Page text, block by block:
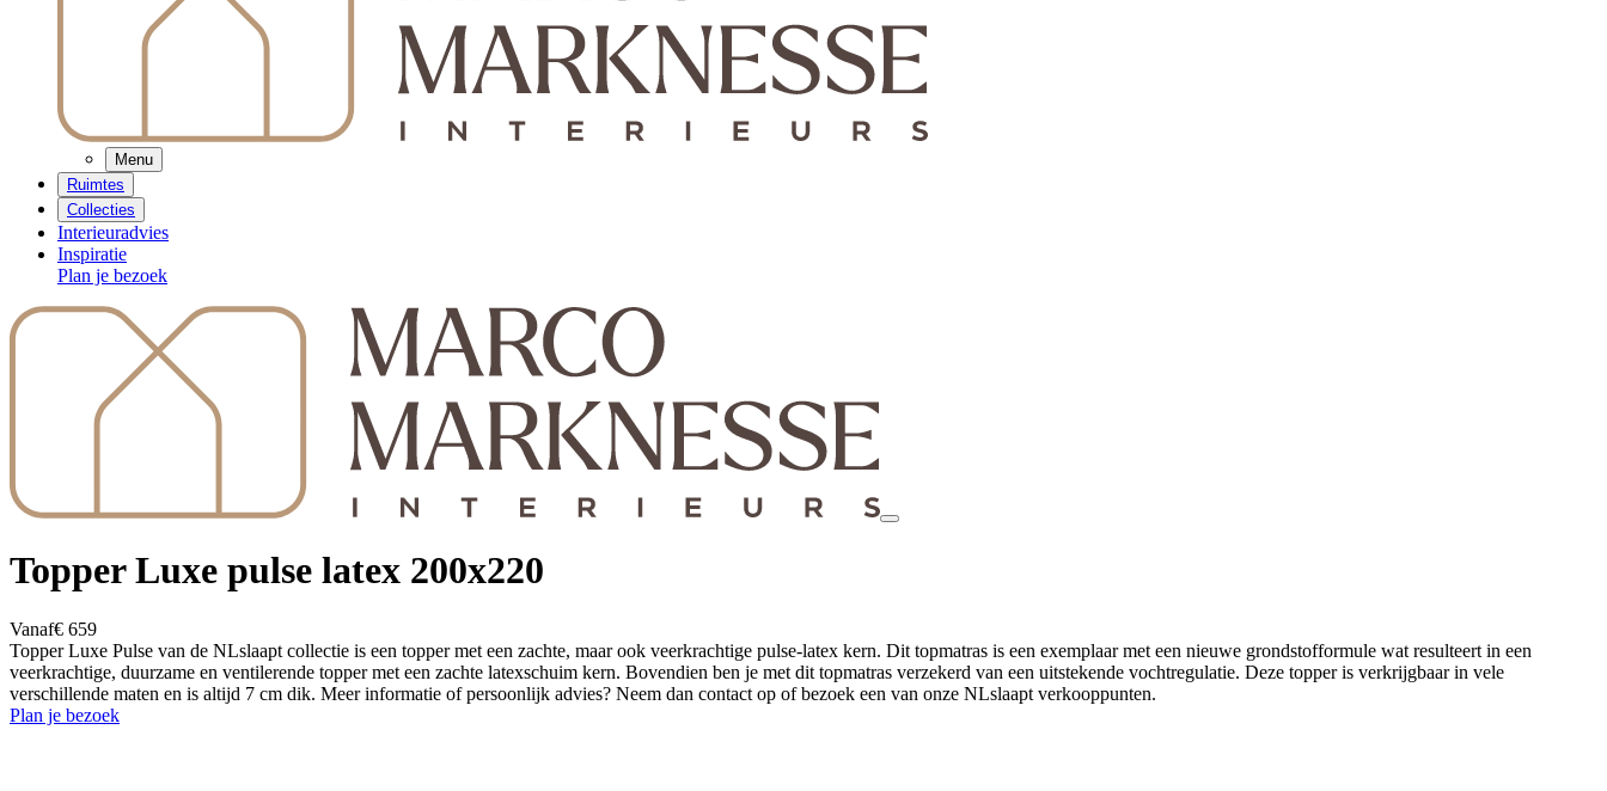
Menu
Ruimtes
Collecties
Interieuradvies
Inspiratie
Plan je bezoek
Topper Luxe pulse latex 200x220
Vanaf€ 659
Topper Luxe Pulse van de NLslaapt collectie is een topper met een zachte, maar ook veerkrachtige pulse-latex kern. Dit topmatras is een exemplaar met een nieuwe grondstofformule wat resulteert in een
veerkrachtige, duurzame en ventilerende topper met een zachte latexschuim kern. Bovendien ben je met dit topmatras verzekerd van een uitstekende vochtregulatie. Deze topper is verkrijgbaar in vele
verschillende maten en is altijd 7 cm dik. Meer informatie of persoonlijk advies? Neem dan contact op of bezoek een van onze NLslaapt verkooppunten.
Plan je bezoek